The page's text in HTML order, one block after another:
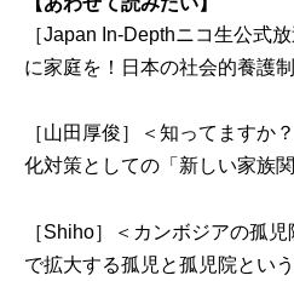
［Japan In-Depthニコ生公式
に家庭を！日本の社会的養護
［山田厚俊］＜知ってますか
化対策としての「新しい家族
［Shiho］＜カンボジアの孤
で拡大する孤児と孤児院とい